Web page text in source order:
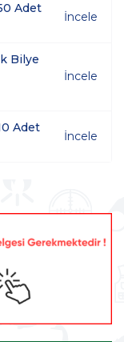
Adet
İncele
Bilye
İncele
Adet
İncele